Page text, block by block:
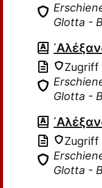
Glotta -
Zugriff
Glotta -
Zugriff
Glotta -